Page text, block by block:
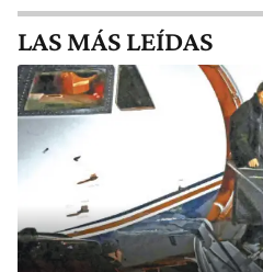
LAS MÁS LEÍDAS